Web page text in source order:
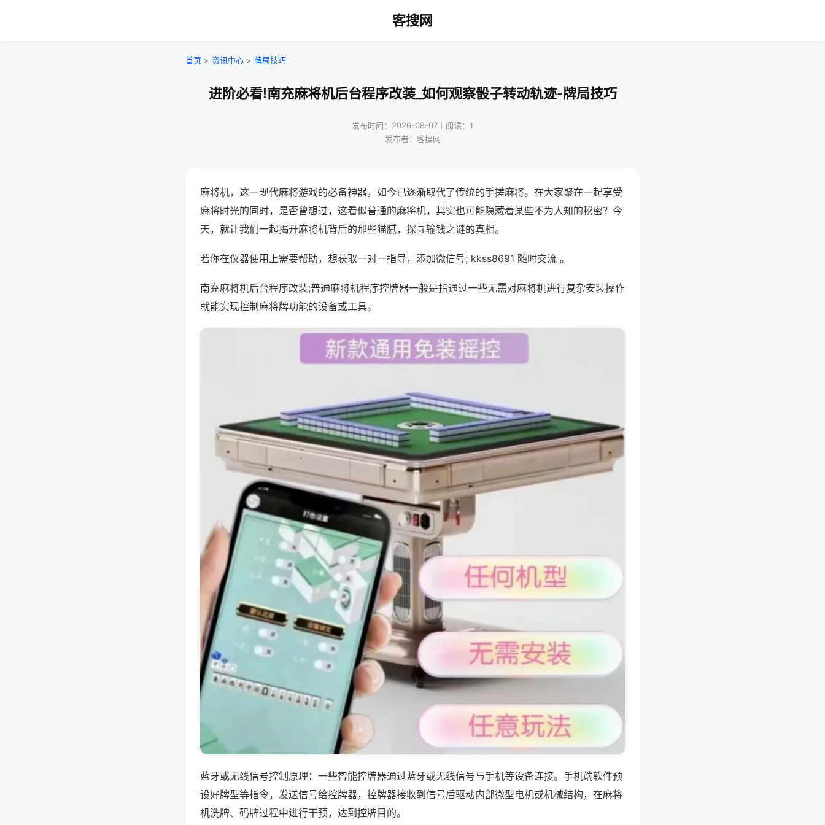
客搜网
首页 > 资讯中心 > 牌局技巧
进阶必看!南充麻将机后台程序改装_如何观察骰子转动轨迹-牌局技巧
发布时间：2026-08-07｜阅读：1
发布者：客搜网
麻将机，这一现代麻将游戏的必备神器，如今已逐渐取代了传统的手搓麻将。在大家聚在一起享受
麻将时光的同时，是否曾想过，这看似普通的麻将机，其实也可能隐藏着某些不为人知的秘密？今
天，就让我们一起揭开麻将机背后的那些猫腻，探寻输钱之谜的真相。
若你在仪器使用上需要帮助，想获取一对一指导，添加微信号; kkss8691 随时交流 。
南充麻将机后台程序改装;普通麻将机程序控牌器一般是指通过一些无需对麻将机进行复杂安装操作
就能实现控制麻将牌功能的设备或工具。
蓝牙或无线信号控制原理：一些智能控牌器通过蓝牙或无线信号与手机等设备连接。手机端软件预
设好牌型等指令，发送信号给控牌器，控牌器接收到信号后驱动内部微型电机或机械结构，在麻将
机洗牌、码牌过程中进行干预，达到控牌目的。